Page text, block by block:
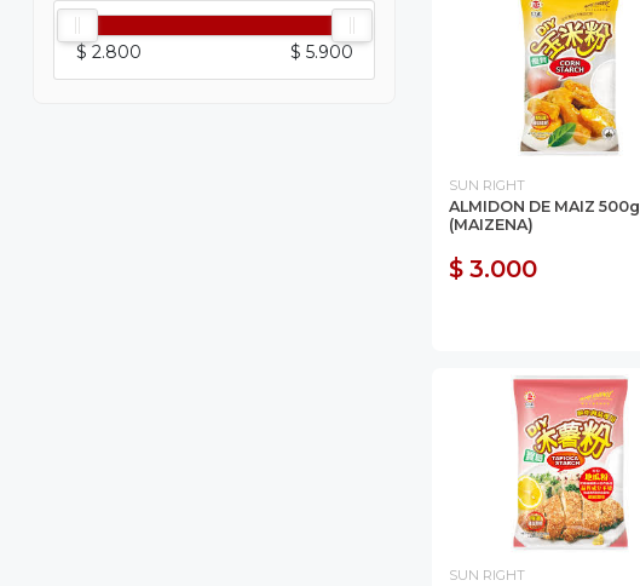
$ 2.800 $ 5.900
SUN RIGHT
ALMIDON DE MAIZ 500g
(MAIZENA)
$ 3.000
SUN RIGHT